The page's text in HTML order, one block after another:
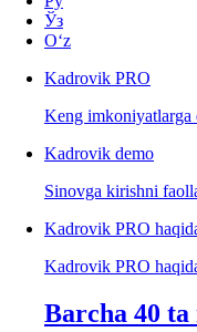
Ўз
Oʻz
Kadrovik PRO
Keng imkoniyatlarga
Kadrovik demo
Sinovga kirishni
Kadrovik PRO
Kadrovik PRO
Barcha 40